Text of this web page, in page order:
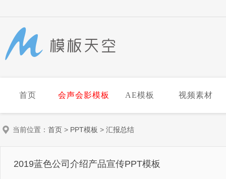
首页 会声会影模板 AE模板 视频素材
当前位置： 首页 > PPT模板 > 汇报总结
2019蓝色公司介绍产品宣传PPT模板